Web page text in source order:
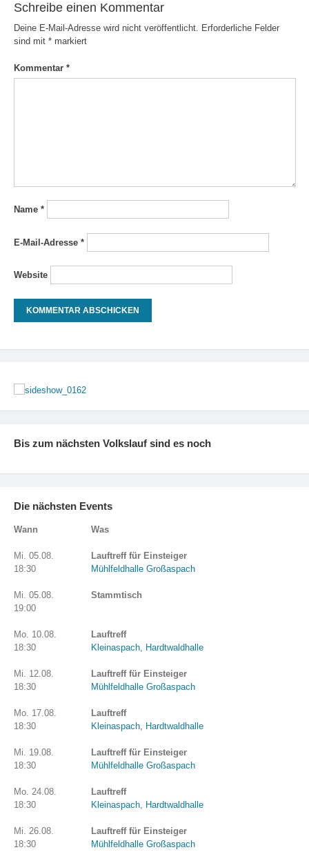
Schreibe einen Kommentar
Deine E-Mail-Adresse wird nicht veröffentlicht. Erforderliche Felder
sind mit *markiert
Kommentar *
Name *
E-Mail-Adresse *
Website
Bis zum nächsten Volkslauf sind es noch
Die nächsten Events
Wann Was
Mi. 05.08.
18:30
Lauftreff für Einsteiger
Mühlfeldhalle Großaspach
Mi. 05.08.
19:00
Stammtisch
Mo. 10.08.
18:30
Lauftreff
Kleinaspach, Hardtwaldhalle
Mi. 12.08.
18:30
Lauftreff für Einsteiger
Mühlfeldhalle Großaspach
Mo. 17.08.
18:30
Lauftreff
Kleinaspach, Hardtwaldhalle
Mi. 19.08.
18:30
Lauftreff für Einsteiger
Mühlfeldhalle Großaspach
Mo. 24.08.
18:30
Lauftreff
Kleinaspach, Hardtwaldhalle
Mi. 26.08.
18:30
Lauftreff für Einsteiger
Mühlfeldhalle Großaspach